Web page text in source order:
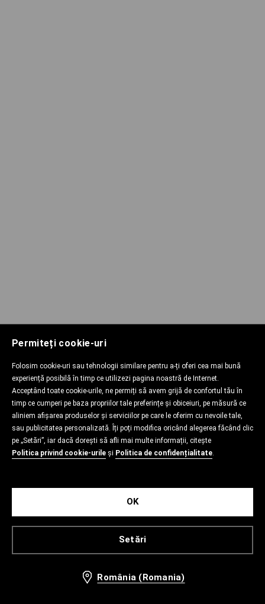
Permiteți cookie-uri
Folosim cookie-uri sau tehnologii similare pentru a-ți oferi cea mai bună
experiență posibilă în timp ce utilizezi pagina noastră de Internet.
Acceptând toate cookie-urile, ne permiți să avem grijă de confortul tău în
timp ce cumperi pe baza propriilor tale preferințe și obiceiuri, pe măsură ce
aliniem afișarea produselor și serviciilor pe care le oferim cu nevoile tale,
sau publicitatea personalizată. Îți poți modifica oricând alegerea făcând clic
pe „Setări”, iar dacă dorești să afli mai multe informații, citește
Politica privind cookie-urile și Politica de confidențialitate.
Setări
OK
România (Romania)